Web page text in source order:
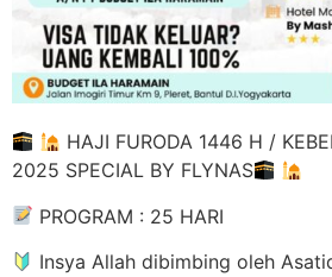
HAJI FURODA 1446 H /
2025 SPECIAL BY FLYNAS
PROGRAM : 25 HARI
Insya Allah dibimbing oleh